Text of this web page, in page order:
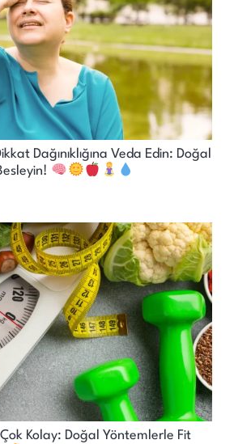
Dağınıklığına Veda Edin: Doğal
Kolay: Doğal Yöntemlerle Fit